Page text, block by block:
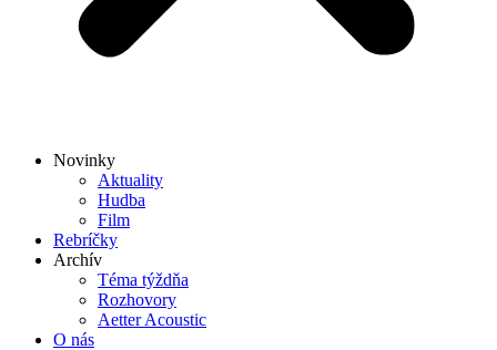
Novinky
Aktuality
Hudba
Film
Rebríčky
Archív
Téma týždňa
Rozhovory
Aetter Acoustic
O nás